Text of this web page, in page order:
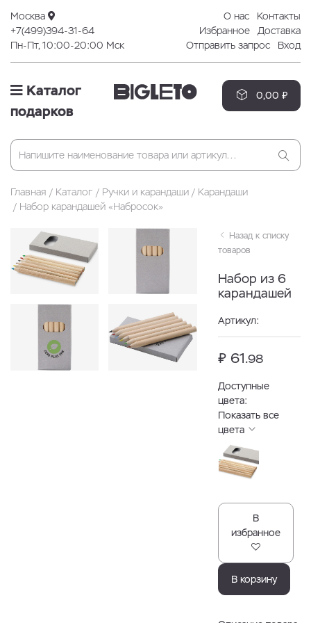
Москва
+7(499)394-31-64
Пн-Пт, 10:00-20:00 Мск
О нас
Контакты
Избранное
Доставка
Отправить запрос
Вход
Каталог
подарков
0,00 ₽
Главная Каталог Ручки и карандаши
Карандаши
Набор карандашей «Набросок»
Назад к списку
товаров
Набор из 6
карандашей
Артикул:
₽ 61.98
Доступные
цвета:
Показать все
цвета
В
избранное
В корзину